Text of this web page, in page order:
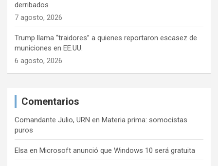
derribados
7 agosto, 2026
Trump llama “traidores” a quienes reportaron escasez de
municiones en EE.UU.
6 agosto, 2026
Comentarios
Comandante Julio, URN en Materia prima: somocistas
puros
Elsa en Microsoft anunció que Windows 10 será gratuita